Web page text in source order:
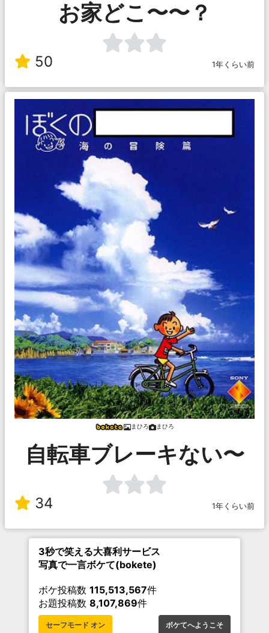
お家どこ〜〜？
50 1年くらい前
まひろ まひろ
自転車ブレーキない〜
34 1年くらい前
3秒で笑える大喜利サービス
写真で一言ボケて(bokete)
ボケ投稿数 115,513,567件
お題投稿数 8,107,869件
セーフモード オン ボケてへようこそ